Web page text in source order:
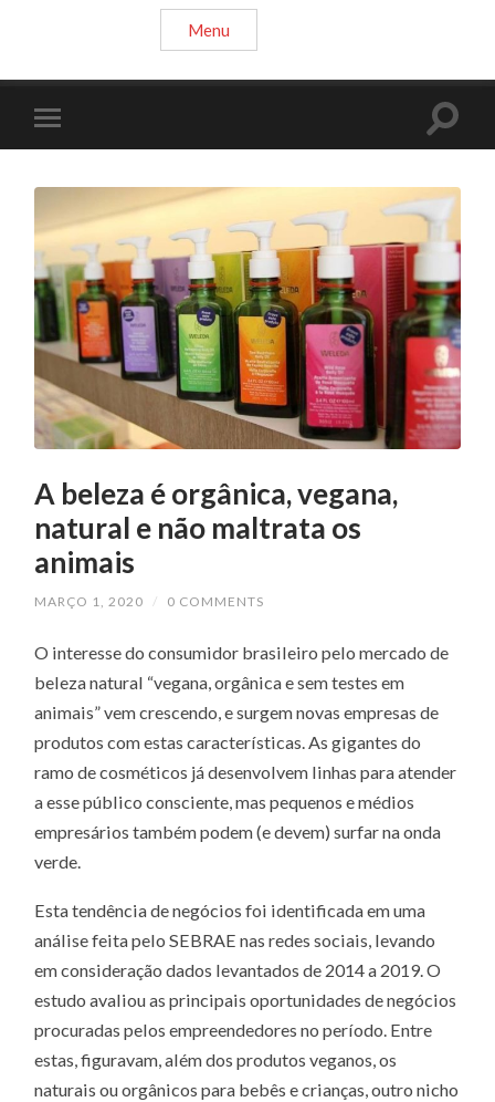
A beleza é orgânica, vegana,
natural e não maltrata os
animais
MARÇO 1, 2020 / 0 COMMENTS
O interesse do consumidor brasileiro pelo mercado de
beleza natural “vegana, orgânica e sem testes em
animais” vem crescendo, e surgem novas empresas de
produtos com estas características. As gigantes do
ramo de cosméticos já desenvolvem linhas para atender
a esse público consciente, mas pequenos e médios
empresários também podem (e devem) surfar na onda
verde.
Esta tendência de negócios foi identificada em uma
análise feita pelo SEBRAE nas redes sociais, levando
em consideração dados levantados de 2014 a 2019. O
estudo avaliou as principais oportunidades de negócios
procuradas pelos empreendedores no período. Entre
estas, figuravam, além dos produtos veganos, os
naturais ou orgânicos para bebês e crianças, outro nicho
Menu